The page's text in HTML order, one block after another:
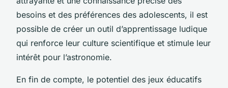
besoins et des préférences des adolescents, il est
possible de créer un outil d’apprentissage ludique
qui renforce leur culture scientifique et stimule leur
intérêt pour l’astronomie.
En fin de compte, le potentiel des jeux éducatifs